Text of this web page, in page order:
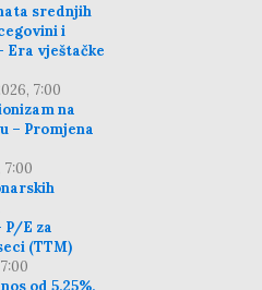
srednjih
i
Era vještačke
7:00
na
– Promjena
7:00
P/E za
(TTM)
od 5,25%,